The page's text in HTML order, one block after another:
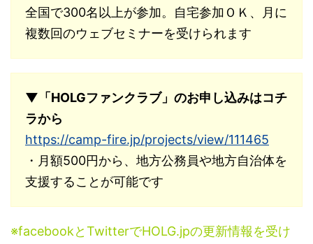
全国で300名以上が参加。自宅参加ＯＫ、月に
複数回のウェブセミナーを受けられます
▼「HOLGファンクラブ」のお申し込みはコチ
ラから
https://camp-fire.jp/projects/view/111465
・月額500円から、地方公務員や地方自治体を
支援することが可能です
※facebookとTwitterでHOLG.jpの更新情報を受け